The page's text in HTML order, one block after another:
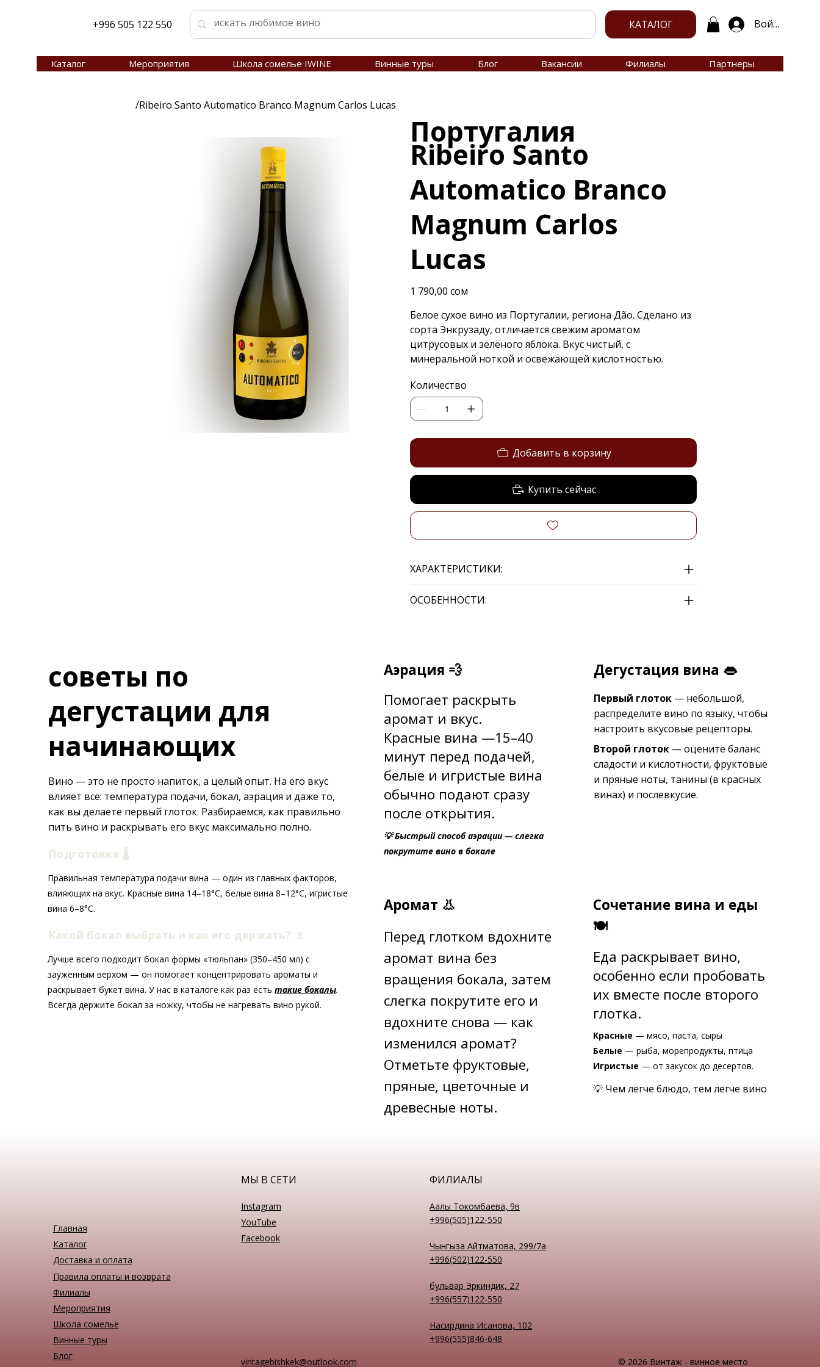
+996 505 122 550 КАТАЛОГ Войти
/Ribeiro Santo Automatico Branco Magnum Carlos Lucas
Ribeiro Santo
Automatico Branco
Magnum Carlos
Lucas
Цена
1 790,00 сом
Белое сухое вино из Португалии, региона Дão. Сделано из
сорта Энкрузаду, отличается свежим ароматом
цитрусовых и зелёного яблока. Вкус чистый, с
минеральной ноткой и освежающей кислотностью.
Количество
Добавить в корзину
Купить сейчас
ХАРАКТЕРИСТИКИ:
ОСОБЕННОСТИ:
Португалия
Каталог Мероприятия Школа сомелье IWINE Винные туры Блог Вакансии Филиалы Партнеры
Аэрация 💨
Помогает раскрыть
аромат и вкус.
Красные вина —15–40
минут перед подачей,
белые и игристые вина
обычно подают сразу
после открытия.
💡 Быстрый способ аэрации — слегка
покрутите вино в бокале
Дегустация вина 👄
Первый глоток— небольшой,
распределите вино по языку, чтобы
настроить вкусовые рецепторы.
Второй глоток— оцените баланс
сладости и кислотности, фруктовые
и пряные ноты, танины (в красных
винах) и послевкусие.
Аромат 👃
Перед глотком вдохните
аромат вина без
вращения бокала, затем
слегка покрутите его и
вдохните снова — как
изменился аромат?
Отметьте фруктовые,
пряные, цветочные и
древесные ноты.
Сочетание вина и еды
🍽
Еда раскрывает вино,
особенно если пробовать
их вместе после второго
глотка.
Красные — мясо, паста, сыры
Белые — рыба, морепродукты, птица
Игристые — от закусок до десертов.
💡 Чем легче блюдо, тем легче вино
советы по
дегустации для
начинающих
Вино — это не просто напиток, а целый опыт. На его вкус
влияет всё: температура подачи, бокал, аэрация и даже то,
как вы делаете первый глоток. Разбираемся, как правильно
пить вино и раскрывать его вкус максимально полно.
Подготовка 🌡️
Правильная температура подачи вина — один из главных факторов,
влияющих на вкус. Красные вина 14–18°C, белые вина 8–12°C, игристые
вина 6–8°C.
Какой бокал выбрать и как его держать? 🍷
Лучше всего подходит бокал формы «тюльпан» (350–450 мл) с
зауженным верхом — он помогает концентрировать ароматы и
раскрывает букет вина. У нас в каталоге как раз естьтакие бокалы.
Всегда держите бокал за ножку, чтобы не нагревать вино рукой.
Главная
Каталог
Доставка и оплата
Правила оплаты и возврата
Филиалы
Мероприятия
Школа сомелье
Винные туры
Блог
МЫ В СЕТИ
Instagram
YouTube
Facebook
ФИЛИАЛЫ
Аалы Токомбаева, 9в
+996(505)122-550
Чынгыза Айтматова, 299/7а
+996(502)122-550
бульвар Эркиндик, 27
+996(557)122-550
Насирдина Исанова, 102
+996(555)846-648
vintagebishkek@outlook.com
© 2026 Винтаж - винное место